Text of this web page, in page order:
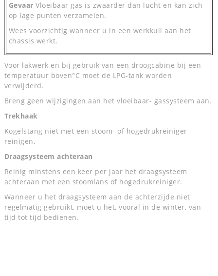
Gevaar Vloeibaar gas is zwaarder dan lucht en kan zich
op lage punten verzamelen.
Wees voorzichtig wanneer u in een werkkuil aan het
chassis werkt.
Voor lakwerk en bij gebruik van een droogcabine bij een
temperatuur boven°C moet de LPG-tank worden
verwijderd.
Breng geen wijzigingen aan het vloeibaar- gassysteem aan.
Trekhaak
Kogelstang niet met een stoom- of hogedrukreiniger
reinigen.
Draagsysteem achteraan
Reinig minstens een keer per jaar het draagsysteem
achteraan met een stoomlans of hogedrukreiniger.
Wanneer u het draagsysteem aan de achterzijde niet
regelmatig gebruikt, moet u het, vooral in de winter, van
tijd tot tijd bedienen.